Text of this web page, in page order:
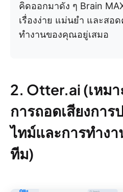
คิดออกมาดัง ๆ Brain
เรื่องง่าย แม่นยำ และสอ
ทำงานของคุณอยู่เสมอ
2. Otter.ai (เหม
การถอดเสียงการ
ไทม์และการทำง
ทีม)